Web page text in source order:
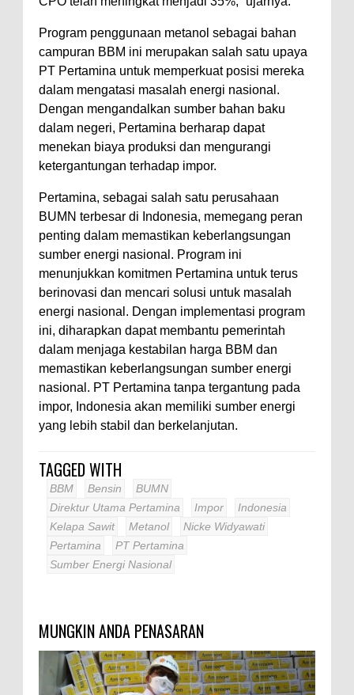
Program penggunaan metanol sebagai bahan
campuran BBM ini merupakan salah satu upaya
PT Pertamina untuk memperkuat posisi mereka
dalam mengatasi masalah energi nasional.
Dengan mengandalkan sumber bahan baku
dalam negeri, Pertamina berharap dapat
menekan biaya produksi dan mengurangi
ketergantungan terhadap impor.
Pertamina, sebagai salah satu perusahaan
BUMN terbesar di Indonesia, memegang peran
penting dalam memastikan keberlangsungan
sumber energi nasional. Program ini
menunjukkan komitmen Pertamina untuk terus
berinovasi dan mencari solusi untuk masalah
energi nasional. Dengan implementasi program
ini, diharapkan dapat membantu pemerintah
dalam menjaga kestabilan harga BBM dan
memastikan keberlangsungan sumber energi
nasional. PT Pertamina tanpa tergantung pada
impor, Indonesia akan memiliki sumber energi
yang lebih stabil dan berkelanjutan.
TAGGED WITH
BBM Bensin
BUMN
Direktur Utama Pertamina
Impor
Indonesia
Kelapa Sawit
Metanol
Nicke Widyawati
Pertamina
PT Pertamina
Sumber Energi Nasional
MUNGKIN ANDA PENASARAN